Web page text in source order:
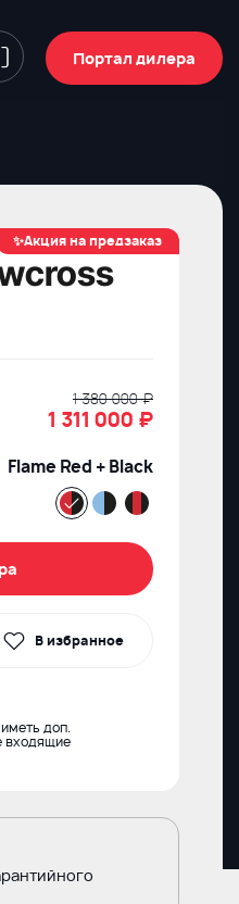
Портал дилера
✨Акция на предзаказ
1 380 000 ₽
1 311 000 ₽
Flame Red + Black
В избранное
доп.
входящие